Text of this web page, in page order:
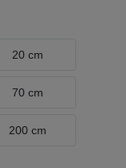
20 cm
70 cm
200 cm